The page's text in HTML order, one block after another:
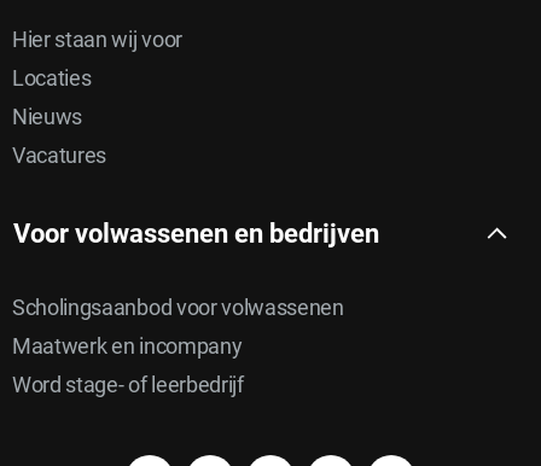
Hier staan wij voor
Locaties
Nieuws
Vacatures
Voor volwassenen en bedrijven
Scholingsaanbod voor volwassenen
Maatwerk en incompany
Word stage- of leerbedrijf